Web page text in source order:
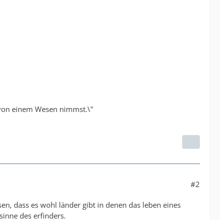
einem Wesen nimmst.\"
#2
dass es wohl länder gibt in denen das leben eines
des erfinders.